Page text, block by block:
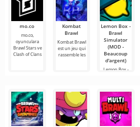
mo.co
mo.co,
oyunculara
Brawl Stars ve
Clash of Clans
Kombat
Brawl
Kombat Brawl
est un jeu qui
rassemble les
Lemon Box -
Brawl
Simulator
(MOD -
Beaucoup
d'argent)
Lemon Box -